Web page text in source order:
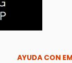
AYUDA CON